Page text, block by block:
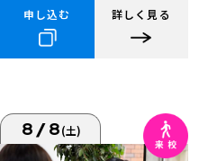
申し込む 詳しく見る
8/8(土)